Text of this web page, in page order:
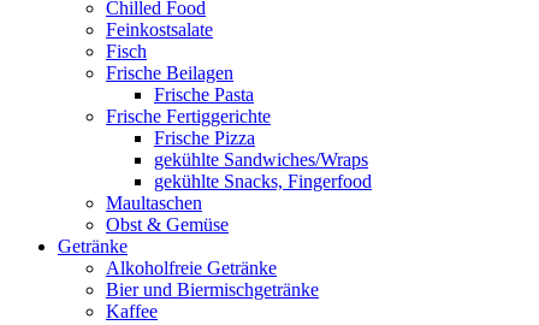
Chilled Food
Feinkostsalate
Fisch
Frische Beilagen
Frische Pasta
Frische Fertiggerichte
Frische Pizza
gekühlte Sandwiches/Wraps
gekühlte Snacks, Fingerfood
Maultaschen
Obst & Gemüse
Getränke
Alkoholfreie Getränke
Bier und Biermischgetränke
Kaffee